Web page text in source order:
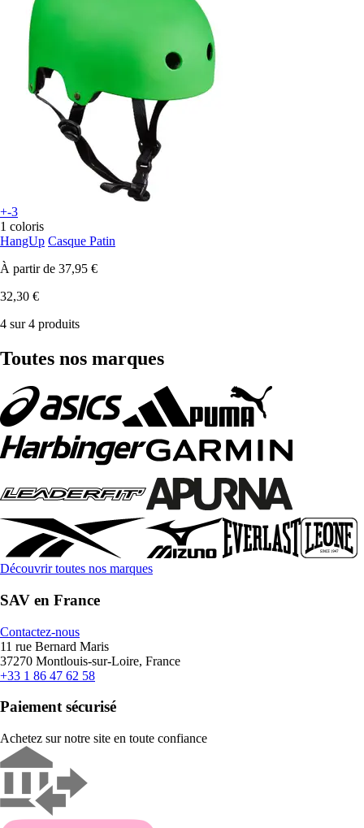
+-3
1 coloris
HangUp Casque Patin
À partir de 37,95 €
32,30 €
4 sur 4 produits
Toutes nos marques
Découvrir toutes nos marques
SAV en France
Contactez-nous
11 rue Bernard Maris
37270 Montlouis-sur-Loire, France
+33 1 86 47 62 58
Paiement sécurisé
Achetez sur notre site en toute confiance